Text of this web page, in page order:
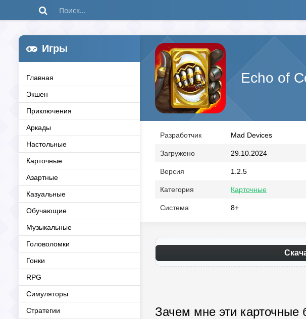
Игры
Главная
Экшен
Приключения
Аркады
Настольные
Карточные
Азартные
Казуальные
Обучающие
Музыкальные
Головоломки
Гонки
RPG
Симуляторы
Стратегии
Echo of
Разработчик Mad Devices
Загружено 29.10.2024
Версия 1.2.5
Категория Карточные
Система 8+
Зачем мне эти карточные